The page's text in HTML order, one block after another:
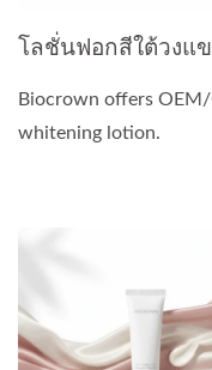
โลชั่นฟอกสีใต้วงแ
Biocrown offers
whitening lotion.